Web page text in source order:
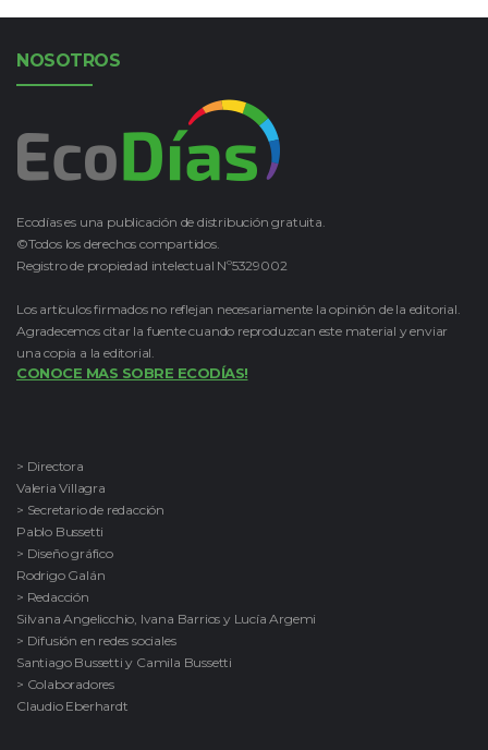
NOSOTROS
Ecodías es una publicación de distribución gratuita.
©Todos los derechos compartidos.
Registro de propiedad intelectual Nº5329002
Los artículos firmados no reflejan necesariamente la opinión de la editorial.
Agradecemos citar la fuente cuando reproduzcan este material y enviar
una copia a la editorial.
CONOCE MAS SOBRE ECODÍAS!
> Directora
Valeria Villagra
> Secretario de redacción
Pablo Bussetti
> Diseño gráfico
Rodrigo Galán
> Redacción
Silvana Angelicchio, Ivana Barrios y Lucía Argemi
> Difusión en redes sociales
Santiago Bussetti y Camila Bussetti
> Colaboradores
Claudio Eberhardt